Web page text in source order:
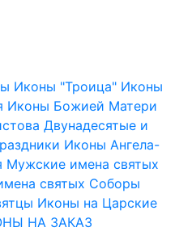
Иконы "Троица" Иконы
Иконы Божией Матери
Двунадесятые и
Иконы Ангела-
Мужские имена святых
святых Соборы
Иконы на Царские
НА ЗАКАЗ